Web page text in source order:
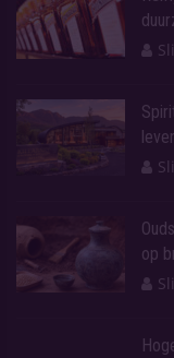
op